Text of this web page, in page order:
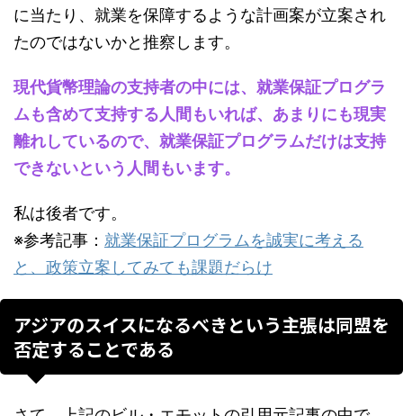
に当たり、就業を保障するような計画案が立案され
たのではないかと推察します。
現代貨幣理論の支持者の中には、就業保証プログラ
ムも含めて支持する人間もいれば、あまりにも現実
離れしているので、就業保証プログラムだけは支持
できないという人間もいます。
私は後者です。
※参考記事： 就業保証プログラムを誠実に考える
と、政策立案してみても課題だらけ
アジアのスイスになるべきという主張は同盟を
否定することである